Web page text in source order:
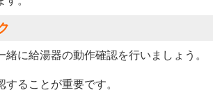
に給湯器の動作確認を行いましょう。
ることが重要です。